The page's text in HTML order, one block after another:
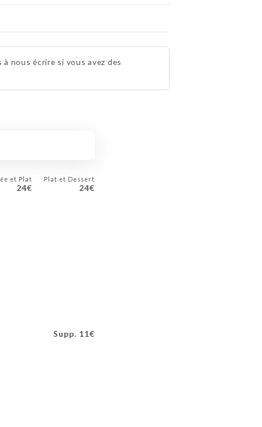
nous écrire si vous avez des
et Plat
24€
Plat et Dessert
24€
Supp. 11€